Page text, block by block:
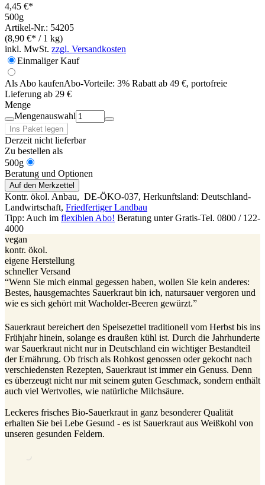
4,45 €*
500g
Artikel-Nr.: 54205
(8,90 €* / 1 kg)
inkl. MwSt. zzgl. Versandkosten
Einmaliger Kauf
Als Abo kaufenAbo-Vorteile: 3% Rabatt ab 49 €, portofreie
Lieferung ab 29 €
Menge
Mengenauswahl
Ins Paket legen
Derzeit nicht lieferbar
Zu bestellen als
500g
Beratung und Optionen
Auf den Merkzettel
Kontr. ökol. Anbau, DE-ÖKO-037, Herkunftsland: Deutschland-
Landwirtschaft, Friedfertiger Landbau
Tipp: Auch im flexiblen Abo! Beratung unter Gratis-Tel. 0800 / 122-
4000
vegan
kontr. ökol.
eigene Herstellung
schneller Versand
“Wenn Sie mich einmal gegessen haben, wollen Sie kein anderes:
Bestes, hausgemachtes Sauerkraut bin ich, natursauer vergoren und
wie es sich gehört mit Wacholder-Beeren gewürzt.”
Sauerkraut bereichert den Speisezettel traditionell vom Herbst bis ins
Frühjahr hinein, solange es draußen kühl ist. Durch die Jahrhunderte
war Sauerkraut nicht nur in Deutschland ein wichtiger Bestandteil
der Ernährung. Ob frisch als Rohkost genossen oder gekocht nach
verschiedensten Rezepten, Sauerkraut ist immer ein Genuss. Denn
es überzeugt nicht nur mit seinem guten Geschmack, sondern enthält
auch viel Wertvolles, wie natürliche Milchsäure.
Leckeres frisches Bio-Sauerkraut in ganz besonderer Qualität
erhalten Sie bei Lebe Gesund - es ist Sauerkraut aus Weißkohl von
unseren gesunden Feldern.